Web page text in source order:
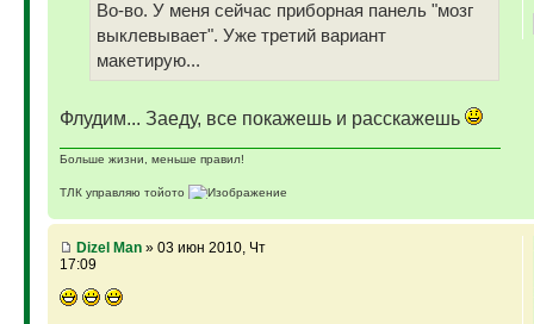
Во-во. У меня сейчас приборная панель "мозг
выклевывает". Уже третий вариант
макетирую...
Флудим... Заеду, все покажешь и расскажешь
Больше жизни, меньше правил!
ТЛК управляю тойото
ГАЗ-69 рок-н-ролл - еще одна задумка
Если что, на связи (909)640-3030
Dizel Man» 03 июн 2010, Чт
17:09